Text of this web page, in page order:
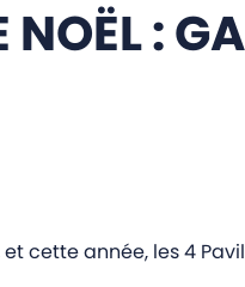
:
cette année, les 4